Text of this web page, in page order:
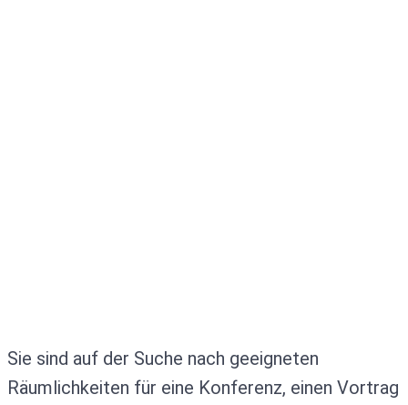
Sie sind auf der Suche nach geeigneten
Räumlichkeiten für eine Konferenz, einen Vortrag